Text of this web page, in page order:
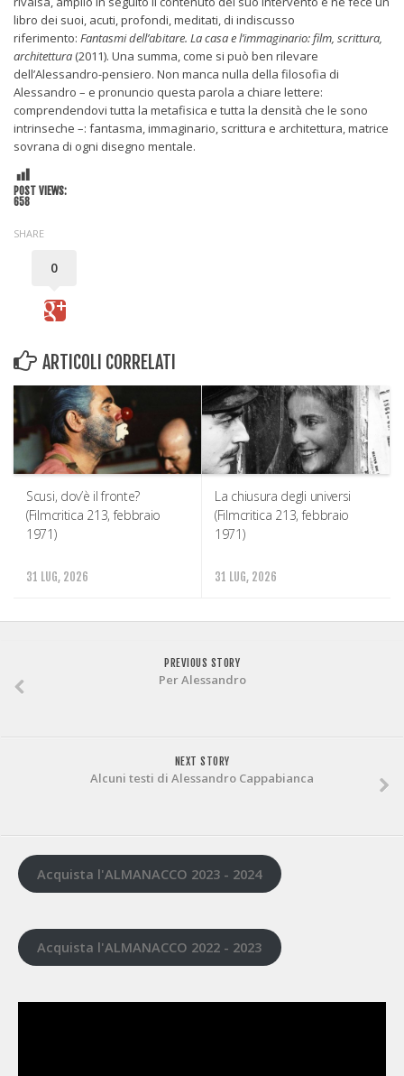
libro dei suoi, acuti, profondi, meditati, di indiscusso
riferimento: Fantasmi dell’abitare. La casa e l’immaginario: film, scrittura,
architettura (2011). Una summa, come si può ben rilevare
dell’Alessandro-pensiero. Non manca nulla della filosofia di
Alessandro – e pronuncio questa parola a chiare lettere:
comprendendovi tutta la metafisica e tutta la densità che le sono
intrinseche –: fantasma, immaginario, scrittura e architettura, matrice
sovrana di ogni disegno mentale.
POST VIEWS:
658
SHARE
0
ARTICOLI CORRELATI
Scusi, dov’è il fronte?
(Filmcritica 213, febbraio
1971)
31 LUG, 2026
La chiusura degli universi
(Filmcritica 213, febbraio
1971)
31 LUG, 2026
PREVIOUS STORY
Per Alessandro
NEXT STORY
Alcuni testi di Alessandro Cappabianca
Acquista l'ALMANACCO 2023 - 2024
Acquista l'ALMANACCO 2022 - 2023